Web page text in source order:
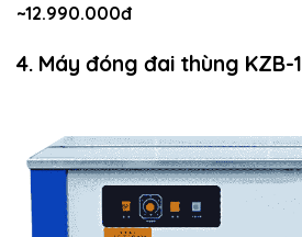
~12.990.000đ
4. Máy đóng đai thùng KZB-1